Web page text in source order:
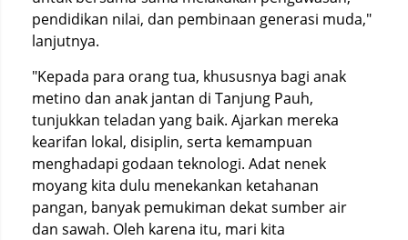
pendidikan nilai, dan pembinaan generasi muda,"
lanjutnya.
"Kepada para orang tua, khususnya bagi anak
metino dan anak jantan di Tanjung Pauh,
tunjukkan teladan yang baik. Ajarkan mereka
kearifan lokal, disiplin, serta kemampuan
menghadapi godaan teknologi. Adat nenek
moyang kita dulu menekankan ketahanan
pangan, banyak pemukiman dekat sumber air
dan sawah. Oleh karena itu, mari kita